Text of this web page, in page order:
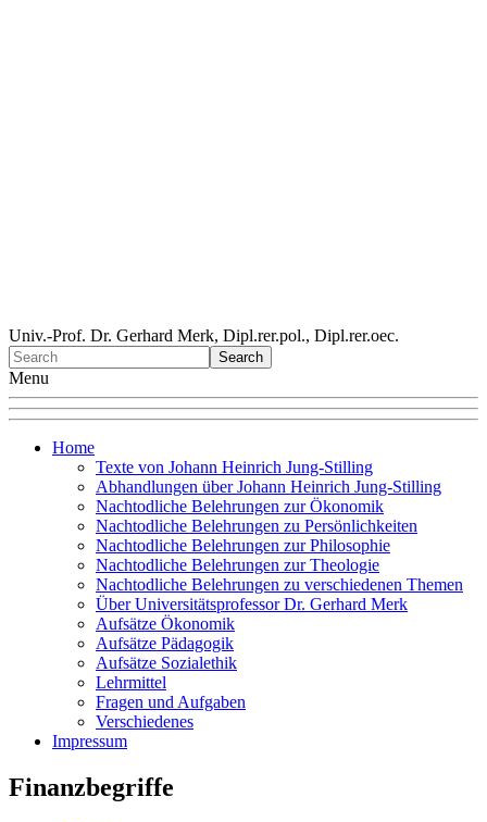
Univ.-Prof. Dr. Gerhard Merk, Dipl.rer.pol., Dipl.rer.oec.
Menu
Home
Texte von Johann Heinrich Jung-Stilling
Abhandlungen über Johann Heinrich Jung-Stilling
Nachtodliche Belehrungen zur Ökonomik
Nachtodliche Belehrungen zu Persönlichkeiten
Nachtodliche Belehrungen zur Philosophie
Nachtodliche Belehrungen zur Theologie
Nachtodliche Belehrungen zu verschiedenen Themen
Über Universitätsprofessor Dr. Gerhard Merk
Aufsätze Ökonomik
Aufsätze Pädagogik
Aufsätze Sozialethik
Lehrmittel
Fragen und Aufgaben
Verschiedenes
Impressum
Finanzbegriffe